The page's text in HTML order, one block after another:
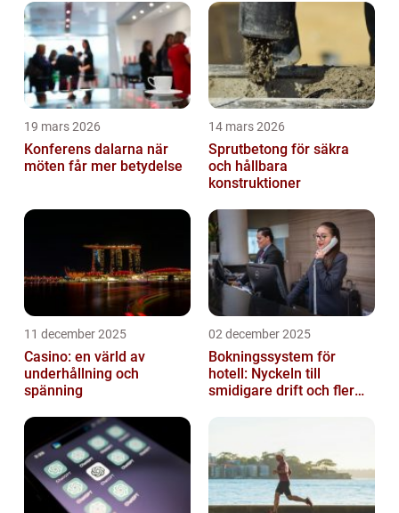
stilrena design har EarPods blivit...
19 mars 2026
Konferens dalarna när
möten får mer betydelse
14 mars 2026
Sprutbetong för säkra
och hållbara
konstruktioner
11 december 2025
Casino: en värld av
underhållning och
spänning
02 december 2025
Bokningssystem för
hotell: Nyckeln till
smidigare drift och fler